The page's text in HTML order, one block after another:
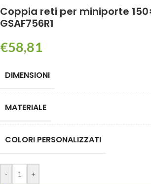
Coppia reti per miniporte
GSAF756R1
€58,81
DIMENSIONI
MATERIALE
COLORI PERSONALIZZATI
- +